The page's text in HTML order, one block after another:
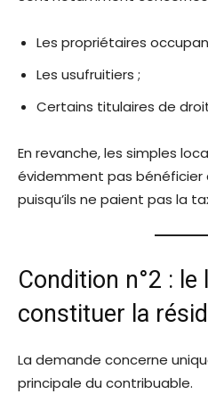
Les propriétaires
Les usufruitiers ;
Certains titulaires de
En revanche, les simples
évidemment pas bénéficier
puisqu’ils ne paient pas la
Condition n°2 :
constituer la
La demande concerne
principale du contribuable.